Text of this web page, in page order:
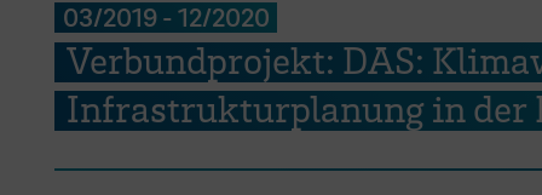
03/2019- 12/2020
Verbundprojekt: DAS:
Infrastrukturplanung in der